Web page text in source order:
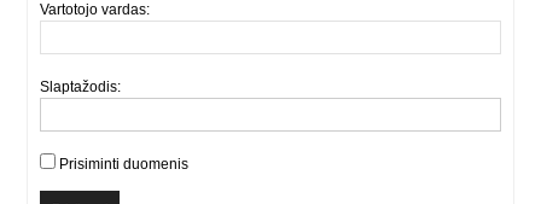
Vartotojo vardas:
Slaptažodis:
Prisiminti duomenis